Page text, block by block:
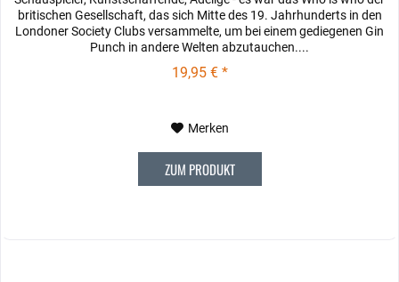
britischen Gesellschaft, das sich Mitte des 19. Jahrhunderts in den
Londoner Society Clubs versammelte, um bei einem gediegenen Gin
Punch in andere Welten abzutauchen....
19,95 € *
Merken
ZUM PRODUKT